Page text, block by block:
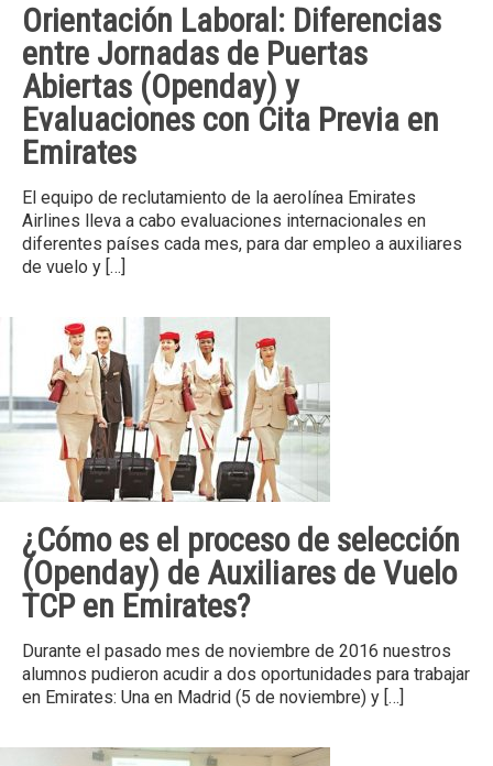
Orientación Laboral: Diferencias
entre Jornadas de Puertas
Abiertas (Openday) y
Evaluaciones con Cita Previa en
Emirates
El equipo de reclutamiento de la aerolínea Emirates
Airlines lleva a cabo evaluaciones internacionales en
diferentes países cada mes, para dar empleo a auxiliares
de vuelo y […]
¿Cómo es el proceso de selección
(Openday) de Auxiliares de Vuelo
TCP en Emirates?
Durante el pasado mes de noviembre de 2016 nuestros
alumnos pudieron acudir a dos oportunidades para trabajar
en Emirates: Una en Madrid (5 de noviembre) y […]